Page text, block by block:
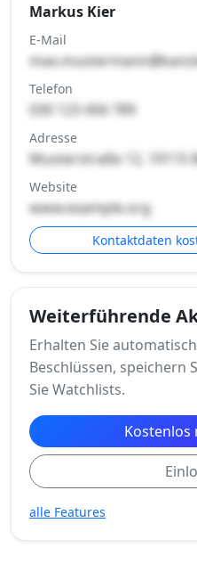
Markus Kier
E-Mail
Telefon
030 123 456 789
Adresse
Musterstraße 12, 10115
Website
www.example.org
Kontaktdaten
Weiterführende
Erhalten Sie
Beschlüssen, speichern
Sie Watchlists.
alle Features